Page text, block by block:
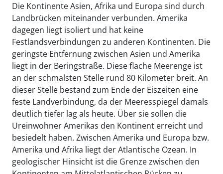
Die Kontinente Asien, Afrika und Europa sind durch
Landbrücken miteinander verbunden. Amerika
dagegen liegt isoliert und hat keine
Festlandsverbindungen zu anderen Kontinenten. Die
geringste Entfernung zwischen Asien und Amerika
liegt in der Beringstraße. Diese flache Meerenge ist
an der schmalsten Stelle rund 80 Kilometer breit. An
dieser Stelle bestand zum Ende der Eiszeiten eine
feste Landverbindung, da der Meeresspiegel damals
deutlich tiefer lag als heute. Über sie sollen die
Ureinwohner Amerikas den Kontinent erreicht und
besiedelt haben. Zwischen Amerika und Europa bzw.
Amerika und Afrika liegt der Atlantische Ozean. In
geologischer Hinsicht ist die Grenze zwischen den